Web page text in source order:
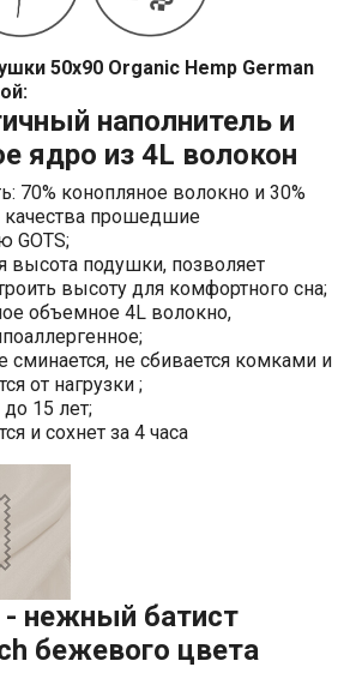
50х90 Organic Hemp German
наполнитель и
ядро из 4L волокон
70% конопляное волокно и 30%
прошедшие
GOTS;
высота подушки, позволяет
высоту для комфортного сна;
объемное 4L волокно,
сминается, не сбивается комками и
от нагрузки ;
15 лет;
и сохнет за 4 часа
- нежный батист
бежевого цвета